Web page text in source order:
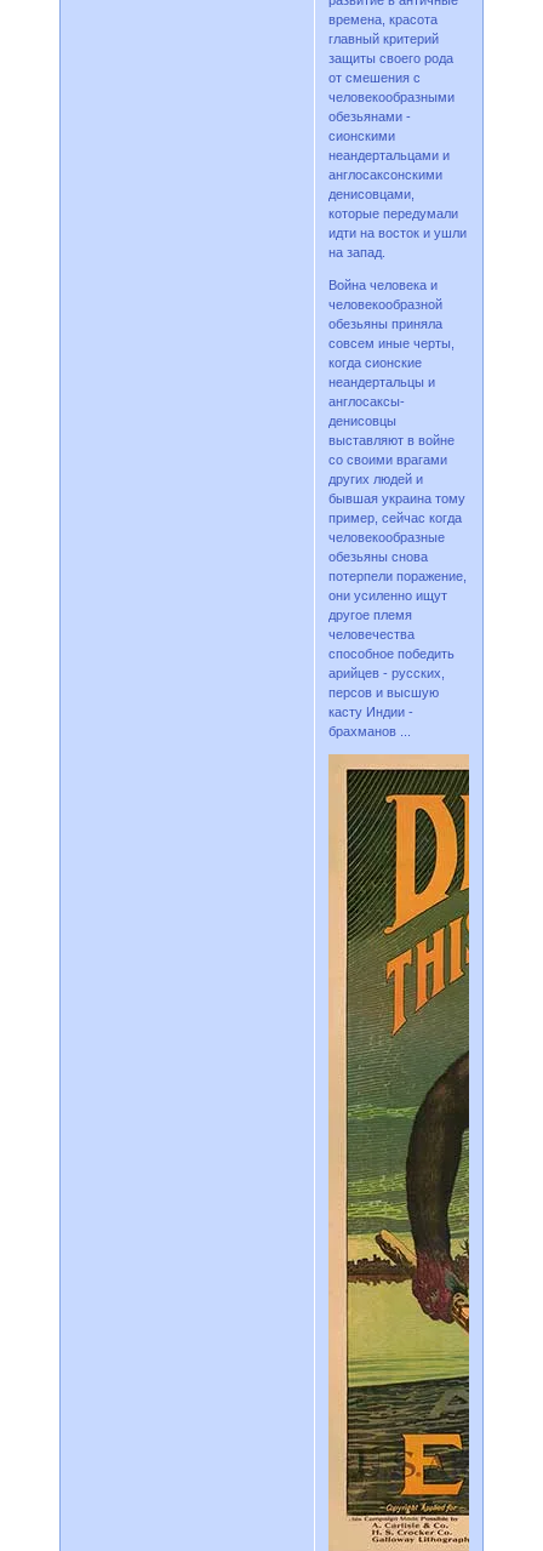
времена, красота
главный критерий
защиты своего рода
от смешения с
человекообразными
обезьянами -
сионскими
неандертальцами и
англосаксонскими
денисовцами,
которые передумали
идти на восток и ушли
на запад.
Война человека и
человекообразной
обезьяны приняла
совсем иные черты,
когда сионские
неандертальцы и
англосаксы-
денисовцы
выставляют в войне
со своими врагами
других людей и
бывшая украина тому
пример, сейчас когда
человекообразные
обезьяны снова
потерпели поражение,
они усиленно ищут
другое племя
человечества
способное победить
арийцев - русских,
персов и высшую
касту Индии -
брахманов ...